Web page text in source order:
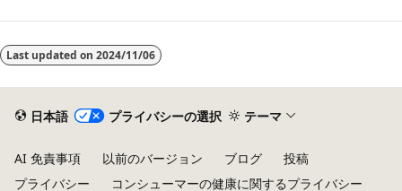
Last updated on 2024/11/06
日本語 プライバシーの選択 テーマ
AI 免責事項 以前のバージョン ブログ
投稿
プライバシー
コンシューマーの健康に関するプライバシー